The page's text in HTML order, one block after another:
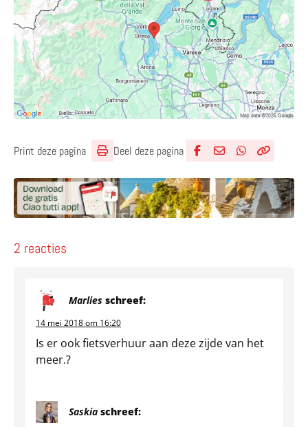
Print deze pagina Deel deze pagina
2 reacties
Marlies schreef:
14 mei 2018 om 16:20
Is er ook fietsverhuur aan deze zijde van het
meer.?
Saskia schreef: